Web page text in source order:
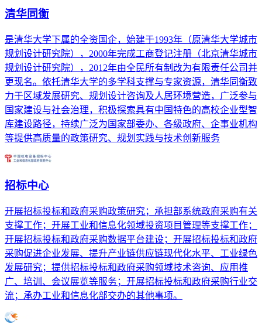
清华同衡
是清华大学下属的全资国企，始建于1993年（原清华大学城市
规划设计研究院），2000年完成工商登记注册（北京清华城市
规划设计研究院），2012年由全民所有制改为有限责任公司并
更现名。依托清华大学的多学科支撑与专家资源，清华同衡致
力于区域发展研究、规划设计咨询及人居环境营造，广泛参与
国家建设与社会治理，积极探索具有中国特色的高校企业型智
库建设路径，持续广泛为国家部委办、各级政府、企事业机构
等提供高质量的政策研究、规划实践与技术创新服务
招标中心
开展招标投标和政府采购政策研究；承担部系统政府采购有关
支撑工作；开展工业和信息化领域投资项目管理等支撑工作；
开展招标投标和政府采购数据平台建设；开展招标投标和政府
采购促进企业发展、提升产业链供应链现代化水平、工业绿色
发展研究；提供招标投标和政府采购领域技术咨询、应用推
广、培训、会议展览等服务；开展招标投标和政府采购行业交
流；承办工业和信息化部交办的其他事项。